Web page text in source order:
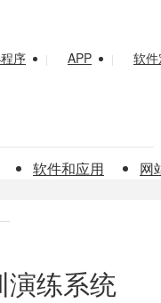
序 | APP | 软
软件和应用 网
演练系统